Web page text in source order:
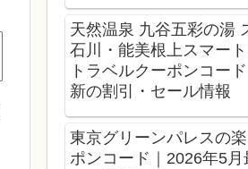
天然温泉 九谷五彩の湯
石川・能美根上スマー
トラベルクーポンコー
新の割引・セール情報
東京グリーンパレスの
ポンコード｜2026年5月